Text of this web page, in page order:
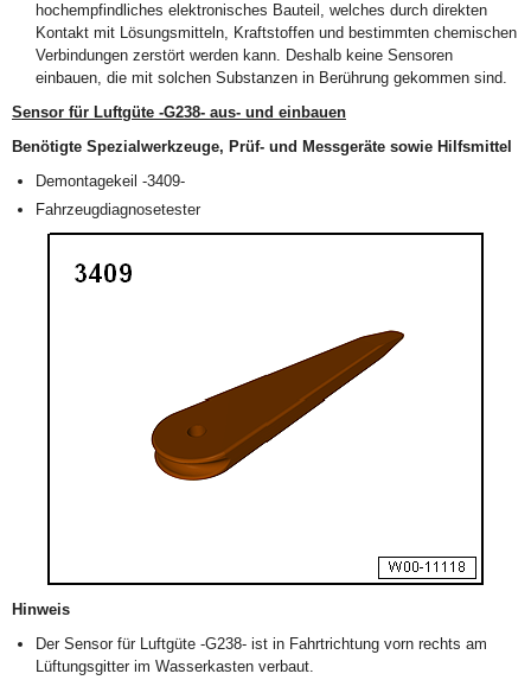
hochempfindliches elektronisches Bauteil, welches durch direkten
Kontakt mit Lösungsmitteln, Kraftstoffen und bestimmten chemischen
Verbindungen zerstört werden kann. Deshalb keine Sensoren
einbauen, die mit solchen Substanzen in Berührung gekommen sind.
Sensor für Luftgüte -G238- aus- und einbauen
Benötigte Spezialwerkzeuge, Prüf- und Messgeräte sowie Hilfsmittel
Demontagekeil -3409-
Fahrzeugdiagnosetester
Hinweis
Der Sensor für Luftgüte -G238- ist in Fahrtrichtung vorn rechts am
Lüftungsgitter im Wasserkasten verbaut.